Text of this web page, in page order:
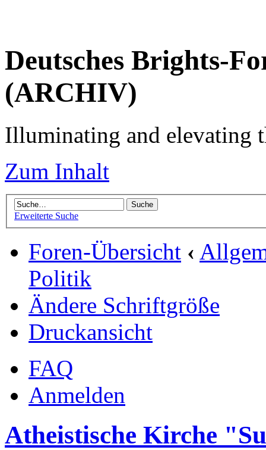
Deutsches Brights-
(ARCHIV)
Illuminating and elevating
Zum Inhalt
Erweiterte Suche
Foren-Übersicht ‹
Politik
Ändere Schriftgröße
Druckansicht
FAQ
Anmelden
Atheistische Kirche